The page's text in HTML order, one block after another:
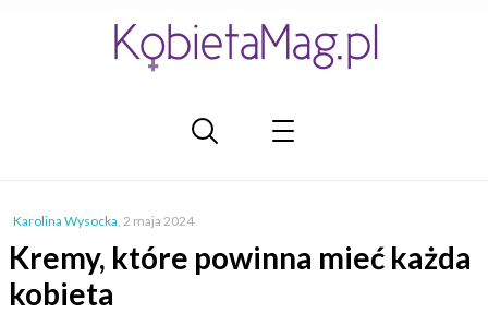
Karolina Wysocka, 2 maja 2024
Kremy, które powinna mieć każda
kobieta